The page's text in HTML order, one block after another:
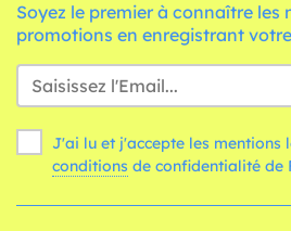
Soyez le premier à connaître les
promotions en enregistrant
J'ai lu et j'accepte les mentions
conditions de confidentialité de